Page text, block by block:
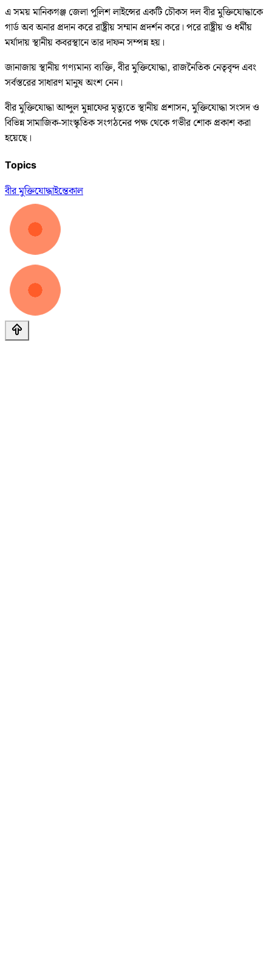
এ সময় মানিকগঞ্জ জেলা পুলিশ লাইন্সের একটি চৌকস দল বীর মুক্তিযোদ্ধাকে
গার্ড অব অনার প্রদান করে রাষ্ট্রীয় সম্মান প্রদর্শন করে। পরে রাষ্ট্রীয় ও ধর্মীয়
মর্যাদায় স্থানীয় কবরস্থানে তার দাফন সম্পন্ন হয়।
জানাজায় স্থানীয় গণ্যমান্য ব্যক্তি, বীর মুক্তিযোদ্ধা, রাজনৈতিক নেতৃবৃন্দ এবং
সর্বস্তরের সাধারণ মানুষ অংশ নেন।
বীর মুক্তিযোদ্ধা আব্দুল মুন্নাফের মৃত্যুতে স্থানীয় প্রশাসন, মুক্তিযোদ্ধা সংসদ ও
বিভিন্ন সামাজিক-সাংস্কৃতিক সংগঠনের পক্ষ থেকে গভীর শোক প্রকাশ করা
হয়েছে।
Topics
বীর মুক্তিযোদ্ধাইন্তেকাল